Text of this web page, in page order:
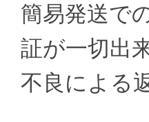
簡易発送で
証が一切出
不良による